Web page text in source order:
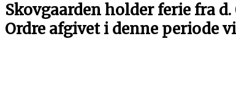
Skovgaarden holder ferie fra d.
Ordre afgivet i denne periode